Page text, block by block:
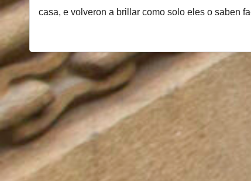
casa, e volveron a brillar como solo eles o saben